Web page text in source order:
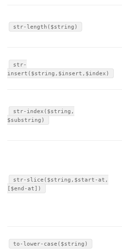
str-length($string)
str-
insert($string,$insert,$index)
str-index($string,
$substring)
str-slice($string,$start-at,
[$end-at])
to-lower-case($string)